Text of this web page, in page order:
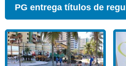
CER ganha Sala de